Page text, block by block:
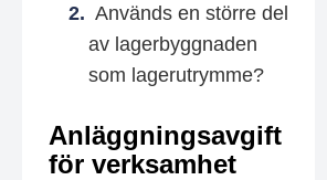
Används en större del
av lagerbyggnaden
som lagerutrymme?
Anläggningsavgift
för verksamhet